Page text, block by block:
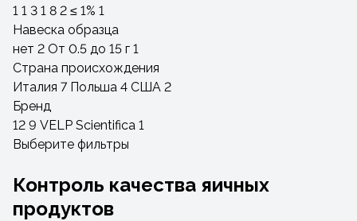
1 1 3 1 8 2 ≤ 1% 1
Навеска образца
нет 2 От 0.5 до 15 г 1
Страна происхождения
Италия 7 Польша 4 США 2
Бренд
12 9 VELP Scientifica 1
Выберите фильтры
Контроль качества яичных
продуктов